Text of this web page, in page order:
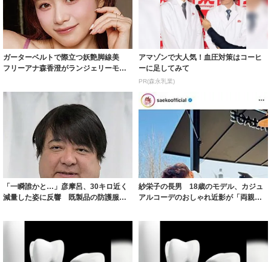
ガーターベルトで際立つ妖艶脚線美
フリーアナ森香澄がランジェリーモデ
アマゾンで大人気！血圧対策はコーヒ
ーに足してみて
PR(森永乳業)
「一瞬誰かと…」彦摩呂、30キロ近く
減量した姿に反響 既製品の防護服が
紗栄子の長男 18歳のモデル、カジュ
アルコーデのおしゃれ近影が「両親の